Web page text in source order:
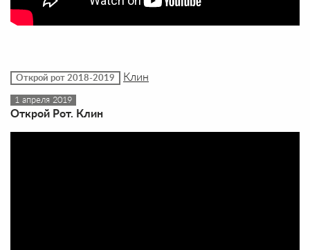
Открой рот 2018-2019 Клин
1 апреля 2019
Открой Рот. Клин